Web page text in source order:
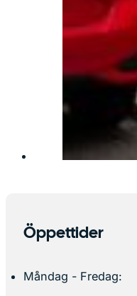
Öppettider
Måndag - Fredag: